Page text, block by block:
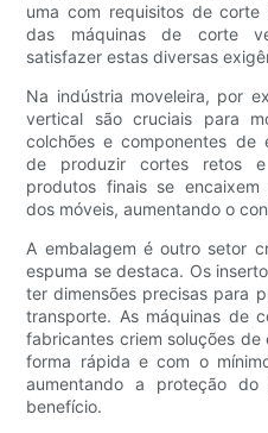
uma com requisitos de
das máquinas de corte
satisfazer estas diversas
Na indústria moveleira, por
vertical são cruciais para
colchões e componentes de
de produzir cortes retos
produtos finais se
dos móveis, aumentando o
A embalagem é outro setor
espuma se destaca. Os
ter dimensões precisas para
transporte. As máquinas de
fabricantes criem soluções
forma rápida e com o
aumentando a proteção
benefício.